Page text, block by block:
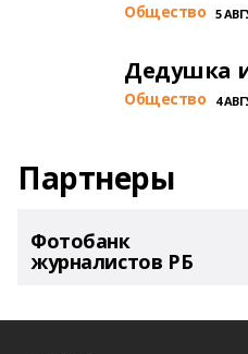
Общество 5
Дедушка
Общество 4
Партнеры
Фотобанк
журналистов РБ